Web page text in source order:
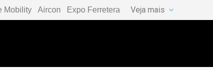
Mobility Aircon Expo Ferretera Veja mais